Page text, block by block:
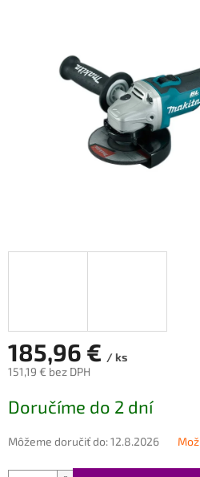
185,96 € / ks
151,19 € bez DPH
cena:
Doručíme do 2 dní
Môžeme doručiť do:12.8.2026